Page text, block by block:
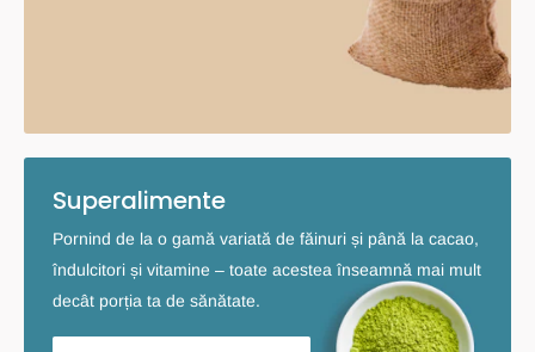
Superalimente
Pornind de la o gamă variată de făinuri și până la cacao,
îndulcitori și vitamine – toate acestea înseamnă mai mult
decât porția ta de sănătate.